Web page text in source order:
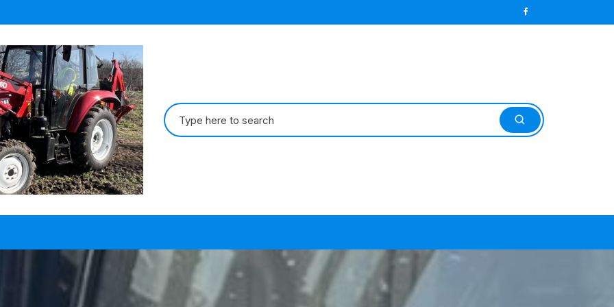
Search
for: